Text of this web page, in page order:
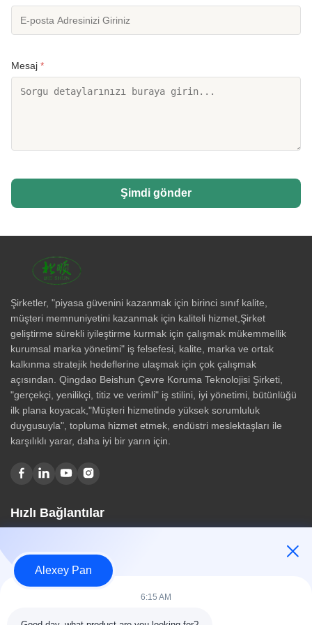
Mesaj *
Şimdi gönder
Şirketler, "piyasa güvenini kazanmak için birinci sınıf kalite,
müşteri memnuniyetini kazanmak için kaliteli hizmet,Şirket
geliştirme sürekli iyileştirme kurmak için çalışmak mükemmellik
kurumsal marka yönetimi" iş felsefesi, kalite, marka ve ortak
kalkınma stratejik hedeflerine ulaşmak için çok çalışmak
açısından. Qingdao Beishun Çevre Koruma Teknolojisi Şirketi,
"gerçekçi, yenilikçi, titiz ve verimli" iş stilini, iyi yönetimi, bütünlüğü
ilk plana koyacak,"Müşteri hizmetinde yüksek sorumluluk
duygusuyla", topluma hizmet etmek, endüstri meslektaşları ile
karşılıklı yarar, daha iyi bir yarın için.
Hızlı Bağlantılar
Hakkımızda
ÜrünlerAlexey Pan
6:15 AM